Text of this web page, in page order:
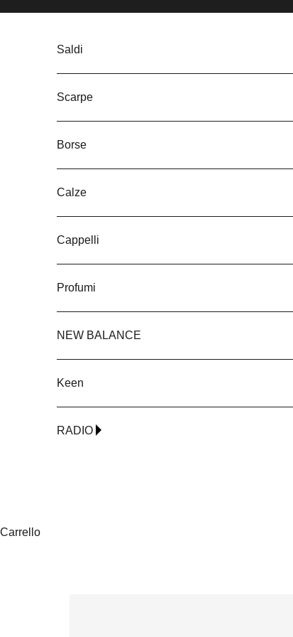
Saldi
Scarpe
Borse
Calze
Cappelli
Profumi
NEW BALANCE
Keen
RADIO
Carrello